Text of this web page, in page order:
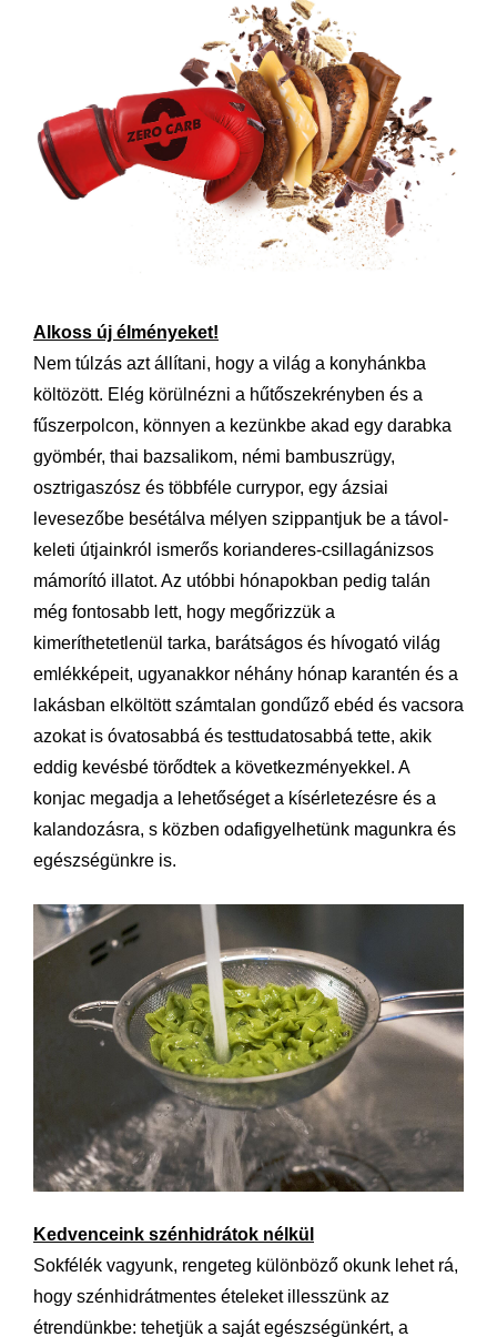
Alkoss új élményeket!
Nem túlzás azt állítani, hogy a világ a konyhánkba
költözött. Elég körülnézni a hűtőszekrényben és a
fűszerpolcon, könnyen a kezünkbe akad egy darabka
gyömbér, thai bazsalikom, némi bambuszrügy,
osztrigaszósz és többféle currypor, egy ázsiai
levesezőbe besétálva mélyen szippantjuk be a távol-
keleti útjainkról ismerős korianderes-csillagánizsos
mámorító illatot. Az utóbbi hónapokban pedig talán
még fontosabb lett, hogy megőrizzük a
kimeríthetetlenül tarka, barátságos és hívogató világ
emlékképeit, ugyanakkor néhány hónap karantén és a
lakásban elköltött számtalan gondűző ebéd és vacsora
azokat is óvatosabbá és testtudatosabbá tette, akik
eddig kevésbé törődtek a következményekkel. A
konjac megadja a lehetőséget a kísérletezésre és a
kalandozásra, s közben odafigyelhetünk magunkra és
egészségünkre is.
Kedvenceink szénhidrátok nélkül
Sokfélék vagyunk, rengeteg különböző okunk lehet rá,
hogy szénhidrátmentes ételeket illesszünk az
étrendünkbe: tehetjük a saját egészségünkért, a